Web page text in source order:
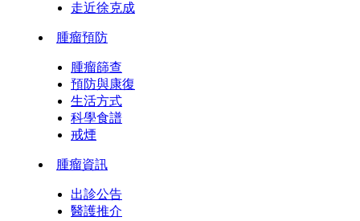
走近徐克成
腫瘤預防
腫瘤篩查
預防與康復
生活方式
科學食譜
戒煙
腫瘤資訊
出診公告
醫護推介